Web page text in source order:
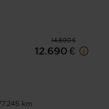
14.690 €
12.690 €
km